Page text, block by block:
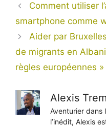
Comment utiliser
smartphone comme
Aider par
de migrants en
règles européennes »
Alexis
Aventurier dans
l’inédit, Alexis